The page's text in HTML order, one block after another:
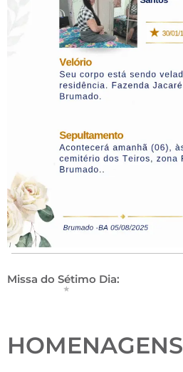
Missa do Sétimo Dia:
HOMENAGENS